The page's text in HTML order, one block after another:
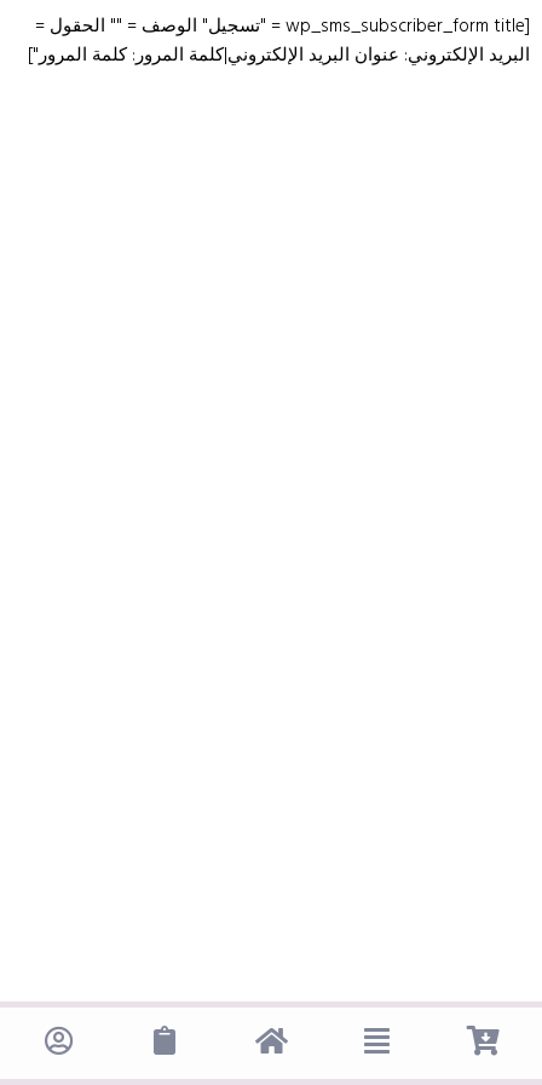
[wp_sms_subscriber_form title = "تسجيل" الوصف = "" الحقول =
البريد الإلكتروني: عنوان البريد الإلكتروني|كلمة المرور: كلمة المرور"]